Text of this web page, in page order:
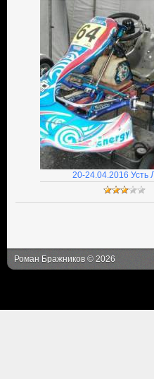
20-24.04.2016 Усть
Роман Бражников © 2026